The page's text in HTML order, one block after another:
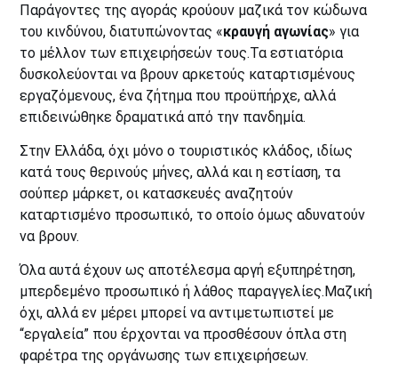
Παράγοντες της αγοράς κρούουν μαζικά τον κώδωνα
του κινδύνου, διατυπώνοντας «κραυγή αγωνίας» για
το μέλλον των επιχειρήσεών τους.Τα εστιατόρια
δυσκολεύονται να βρουν αρκετούς καταρτισμένους
εργαζόμενους, ένα ζήτημα που προϋπήρχε, αλλά
επιδεινώθηκε δραματικά από την πανδημία.
Στην Ελλάδα, όχι μόνο ο τουριστικός κλάδος, ιδίως
κατά τους θερινούς μήνες, αλλά και η εστίαση, τα
σούπερ μάρκετ, οι κατασκευές αναζητούν
καταρτισμένο προσωπικό, το οποίο όμως αδυνατούν
να βρουν.
Όλα αυτά έχουν ως αποτέλεσμα αργή εξυπηρέτηση,
μπερδεμένο προσωπικό ή λάθος παραγγελίες.Μαζική
όχι, αλλά εν μέρει μπορεί να αντιμετωπιστεί με
“εργαλεία” που έρχονται να προσθέσουν όπλα στη
φαρέτρα της οργάνωσης των επιχειρήσεων.